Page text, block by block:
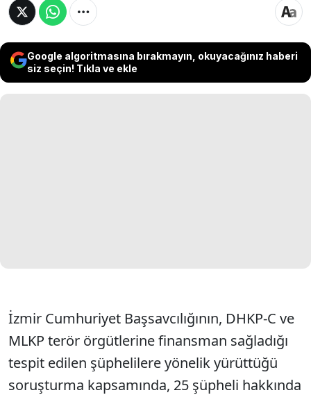
Google algoritmasına bırakmayın, okuyacağınız haberi
siz seçin! Tıkla ve ekle
İzmir Cumhuriyet Başsavcılığının, DHKP-C ve
MLKP terör örgütlerine finansman sağladığı
tespit edilen şüphelilere yönelik yürüttüğü
soruşturma kapsamında, 25 şüpheli hakkında